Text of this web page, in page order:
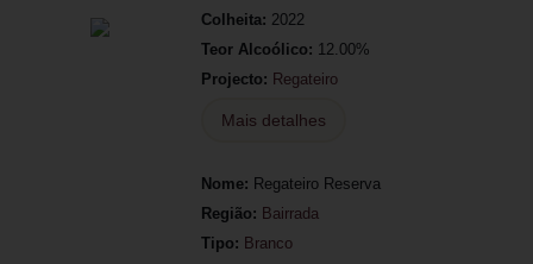
Colheita: 2022
Teor Alcoólico: 12.00%
Projecto: Regateiro
Mais detalhes
Nome: Regateiro Reserva
Região: Bairrada
Tipo: Branco